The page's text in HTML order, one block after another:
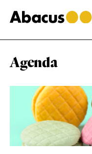
to
main
to
primary
to
footer
Agenda